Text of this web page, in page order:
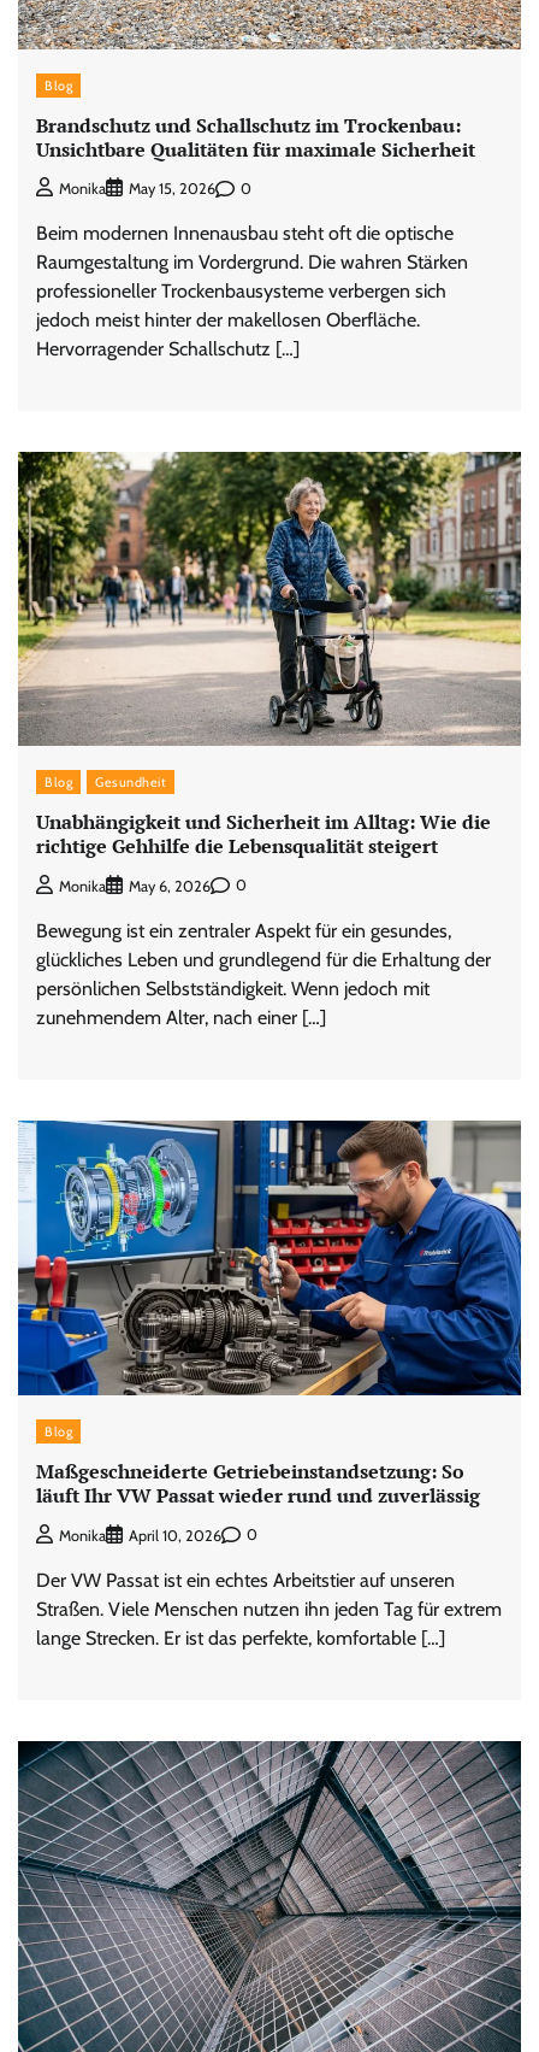
Blog
Brandschutz und Schallschutz im Trockenbau:
Unsichtbare Qualitäten für maximale Sicherheit
Monika May 15, 2026 0
Beim modernen Innenausbau steht oft die optische
Raumgestaltung im Vordergrund. Die wahren Stärken
professioneller Trockenbausysteme verbergen sich
jedoch meist hinter der makellosen Oberfläche.
Hervorragender Schallschutz […]
Blog Gesundheit
Unabhängigkeit und Sicherheit im Alltag: Wie die
richtige Gehhilfe die Lebensqualität steigert
Monika May 6, 2026 0
Bewegung ist ein zentraler Aspekt für ein gesundes,
glückliches Leben und grundlegend für die Erhaltung der
persönlichen Selbstständigkeit. Wenn jedoch mit
zunehmendem Alter, nach einer […]
Blog
Maßgeschneiderte Getriebeinstandsetzung: So
läuft Ihr VW Passat wieder rund und zuverlässig
Monika April 10, 2026 0
Der VW Passat ist ein echtes Arbeitstier auf unseren
Straßen. Viele Menschen nutzen ihn jeden Tag für extrem
lange Strecken. Er ist das perfekte, komfortable […]